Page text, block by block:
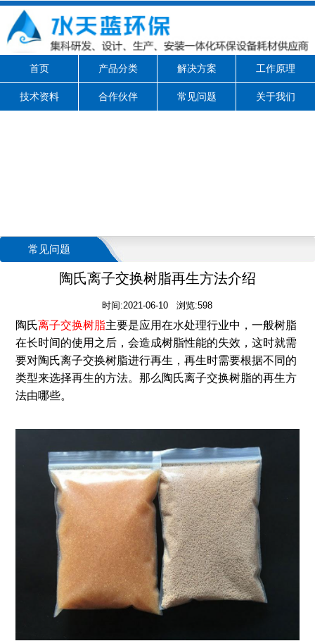
首页 产品分类 解决方案 工作原理
技术资料 合作伙伴 常见问题 关于我们
常见问题
陶氏离子交换树脂再生方法介绍
时间:2021-06-10 浏览:598
陶氏离子交换树脂主要是应用在水处理行业中，一般树脂
在长时间的使用之后，会造成树脂性能的失效，这时就需
要对陶氏离子交换树脂进行再生，再生时需要根据不同的
类型来选择再生的方法。那么陶氏离子交换树脂的再生方
法由哪些。